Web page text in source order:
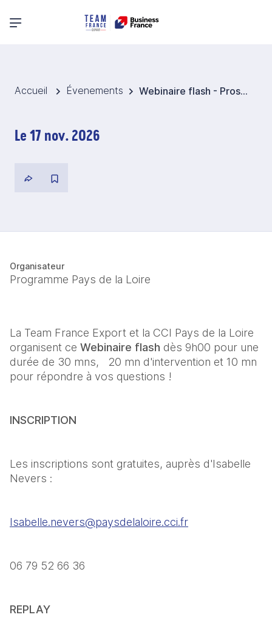
Menu principal
Accueil Évenements Webinaire flash - Prospection digitale à l’international
Le 17 nov. 2026
Organisateur
Programme Pays de la Loire
La Team France Export et la CCI Pays de la Loire
organisent ce Webinaire flash dès 9h00 pour une
durée de 30 mns,   20 mn d'intervention et 10 mn
pour répondre à vos questions !
INSCRIPTION
Les inscriptions sont gratuites, auprès d'Isabelle
Nevers :
Isabelle.nevers@paysdelaloire.cci.fr
06 79 52 66 36
REPLAY